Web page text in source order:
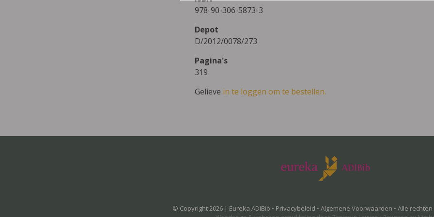
978-90-306-5873-3
Depot
D/2012/0078/273
Pagina's
319
Gelieve in te loggen om te bestellen.
© Copyright 2026 | Eureka ADIBib • Privacybeleid • Algemene Voorwaarden • Alle